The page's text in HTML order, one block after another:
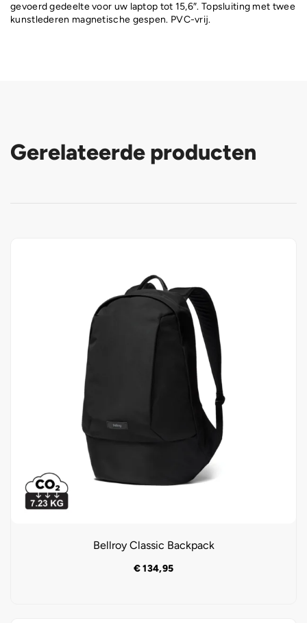
gevoerd gedeelte voor uw laptop tot 15,6″. Topsluiting met twee
kunstlederen magnetische gespen. PVC-vrij.
Gerelateerde producten
Bellroy Classic Backpack
€134,95